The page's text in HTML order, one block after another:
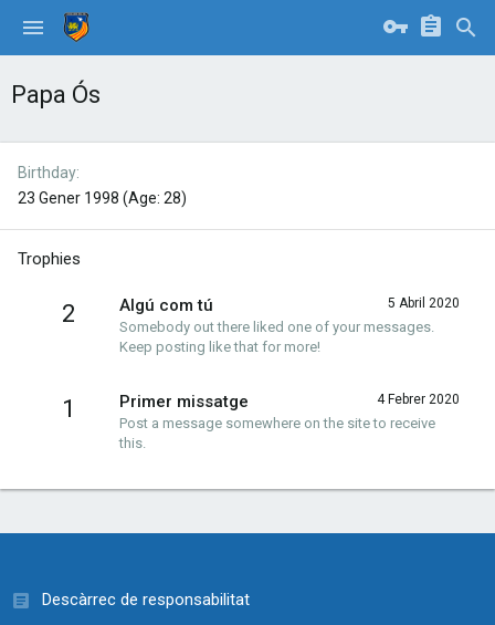
Papa Ós
Birthday
23 Gener 1998 (Age: 28)
Trophies
2 5 Abril 2020
Algú com tú
Somebody out there liked one of your messages.
Keep posting like that for more!
1 4 Febrer 2020
Primer missatge
Post a message somewhere on the site to receive
this.
Descàrrec de responsabilitat